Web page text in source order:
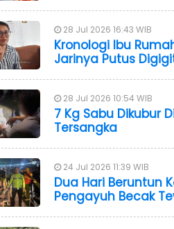
28 Jul 2026 16:43 WIB
Kronologi Ibu
Jarinya Putus
28 Jul 2026 10:54 WIB
7 Kg Sabu Dikubur
Tersangka
24 Jul 2026 11:39 WIB
Dua Hari Beruntun
Pengayuh Becak